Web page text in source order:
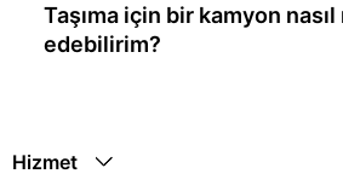
Taşıma için bir kamyon
edebilirim?
Hizmet